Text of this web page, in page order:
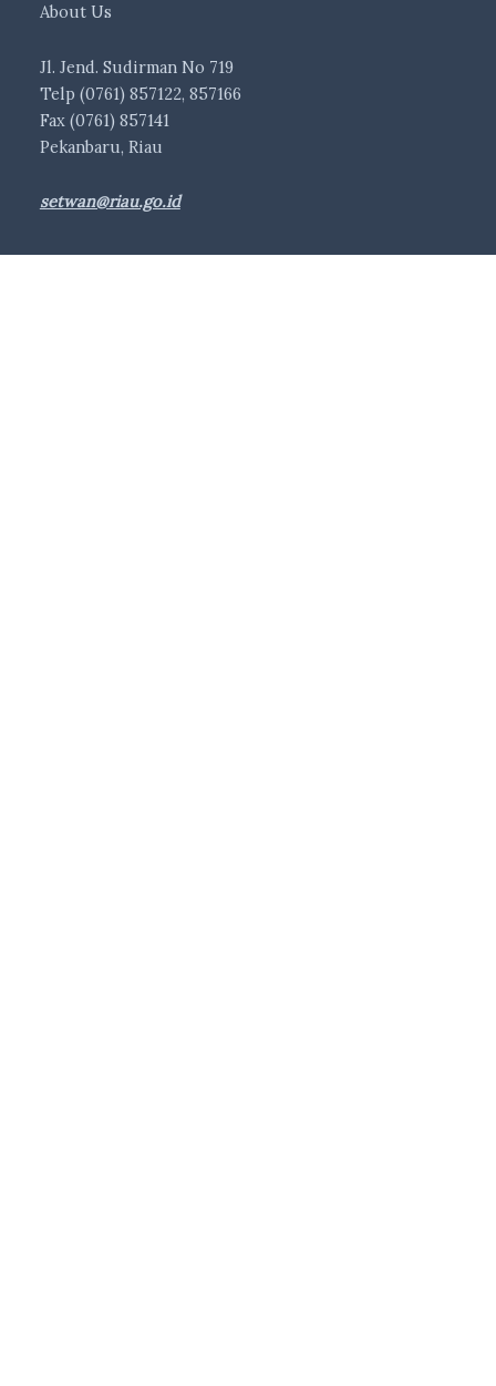
About Us
Jl. Jend. Sudirman No 719
Telp (0761) 857122, 857166
Fax (0761) 857141
Pekanbaru, Riau
setwan@riau.go.id